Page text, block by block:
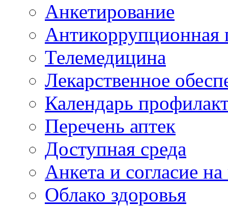
Анкетирование
Антикоррупционная
Телемедицина
Лекарственное
Календарь
Перечень аптек
Доступная среда
Анкета и согласие
Облако здоровья